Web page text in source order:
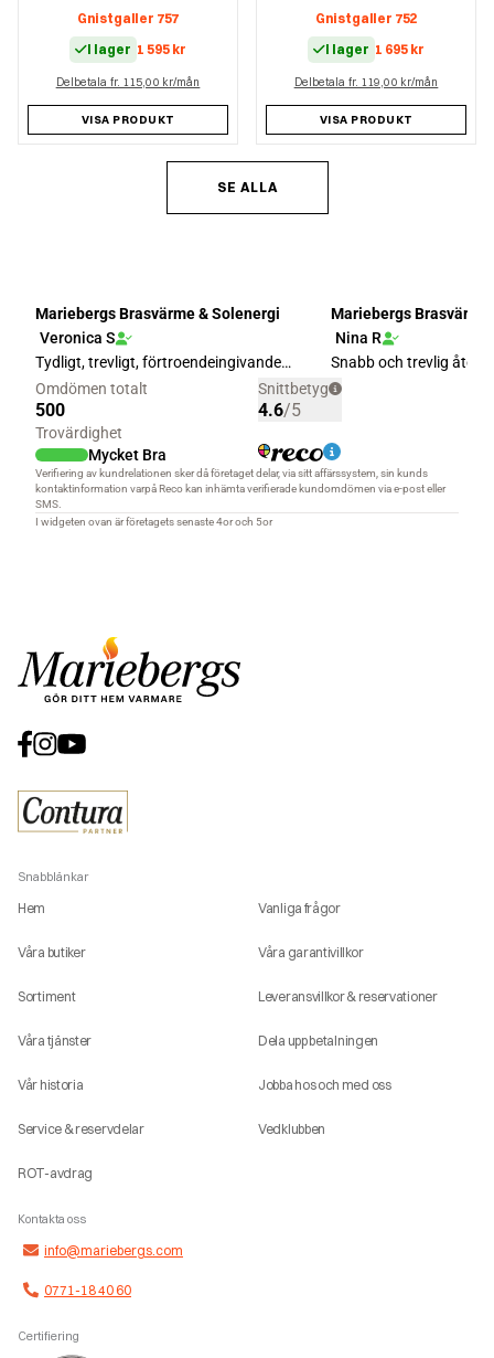
Gnistgaller 757
I lager 1 595 kr
Delbetala fr. 115,00 kr/mån
VISA PRODUKT
Gnistgaller 752
I lager 1 695 kr
Delbetala fr. 119,00 kr/mån
VISA PRODUKT
SE ALLA
Snabblänkar
Hem
Våra butiker
Sortiment
Våra tjänster
Vår historia
Service & reservdelar
ROT-avdrag
Vanliga frågor
Våra garantivillkor
Leveransvillkor & reservationer
Dela upp betalningen
Jobba hos och med oss
Vedklubben
Kontakta oss
info@mariebergs.com
0771-18 40 60
Certifiering